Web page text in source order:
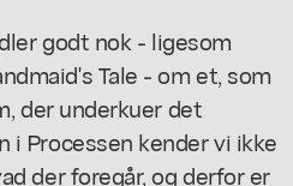
godt nok - ligesom
Tale - om et, som
der underkuer det
i Processen kender vi ikke
der foregår, og derfor er